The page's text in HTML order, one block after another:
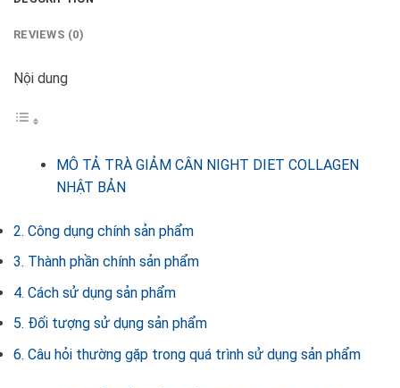
REVIEWS (0)
Nội dung
MÔ TẢ TRÀ GIẢM CÂN NIGHT DIET COLLAGEN
NHẬT BẢN
2. Công dụng chính sản phẩm
3. Thành phần chính sản phẩm
4. Cách sử dụng sản phẩm
5. Đối tượng sử dụng sản phẩm
6. Câu hỏi thường gặp trong quá trình sử dụng sản phẩm